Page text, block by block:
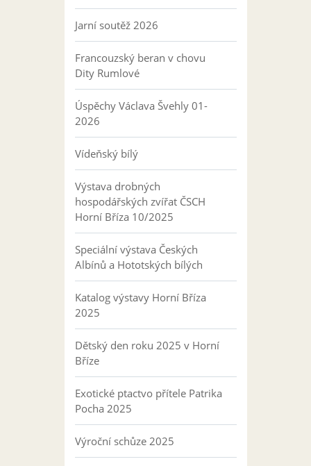
Jarní soutěž 2026
Francouzský beran v chovu
Dity Rumlové
Úspěchy Václava Švehly 01-
2026
Vídeňský bílý
Výstava drobných
hospodářských zvířat ČSCH
Horní Bříza 10/2025
Speciální výstava Českých
Albínů a Hototských bílých
Katalog výstavy Horní Bříza
2025
Dětský den roku 2025 v Horní
Bříze
Exotické ptactvo přítele Patrika
Pocha 2025
Výroční schůze 2025